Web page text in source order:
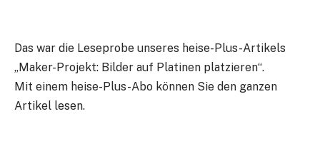
Das war die Leseprobe unseres heise-Plus-Artikels
„Maker-Projekt: Bilder auf Platinen platzieren“.
Mit einem heise-Plus-Abo können Sie den ganzen
Artikel lesen.